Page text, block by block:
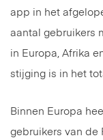
app in het
aantal gebruikers
in Europa, Afrika
stijging is in het
Binnen Europa
gebruikers van de